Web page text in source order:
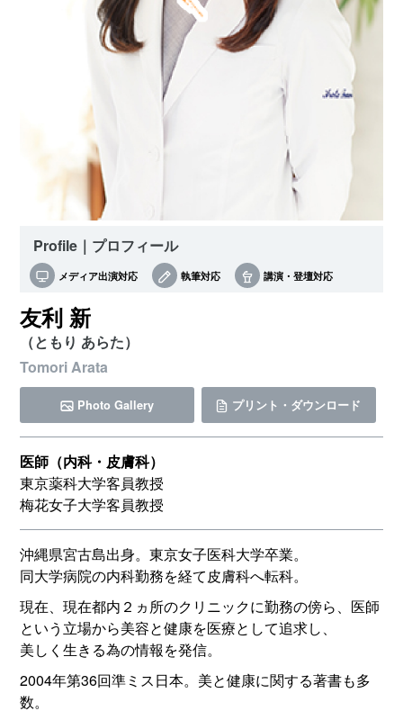
Profile｜プロフィール
メディア出演対応 執筆対応 講演・登壇対応
友利 新
（ともり あらた）
Tomori Arata
Photo Gallery プリント・ダウンロード
医師（内科・皮膚科）
東京薬科大学客員教授
梅花女子大学客員教授
沖縄県宮古島出身。東京女子医科大学卒業。
同大学病院の内科勤務を経て皮膚科へ転科。
現在、現在都内２ヵ所のクリニックに勤務の傍ら、医師
という立場から美容と健康を医療として追求し、
美しく生きる為の情報を発信。
2004年第36回準ミス日本。美と健康に関する著書も多
数。